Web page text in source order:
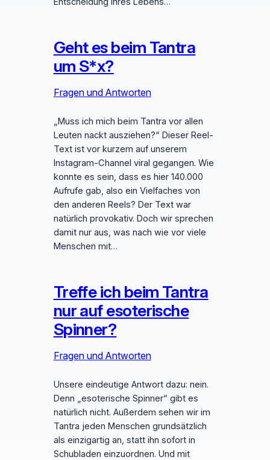
Geht es beim Tantra
um S*x?
Fragen und Antworten
„Muss ich mich beim Tantra vor allen
Leuten nackt ausziehen?“ Dieser Reel-
Text ist vor kurzem auf unserem
Instagram-Channel viral gegangen. Wie
konnte es sein, dass es hier 140.000
Aufrufe gab, also ein Vielfaches von
den anderen Reels? Der Text war
natürlich provokativ. Doch wir sprechen
damit nur aus, was nach wie vor viele
Menschen mit…
Treffe ich beim Tantra
nur auf esoterische
Spinner?
Fragen und Antworten
Unsere eindeutige Antwort dazu: nein.
Denn „esoterische Spinner“ gibt es
natürlich nicht. Außerdem sehen wir im
Tantra jeden Menschen grundsätzlich
als einzigartig an, statt ihn sofort in
Schubladen einzuordnen. Und mit